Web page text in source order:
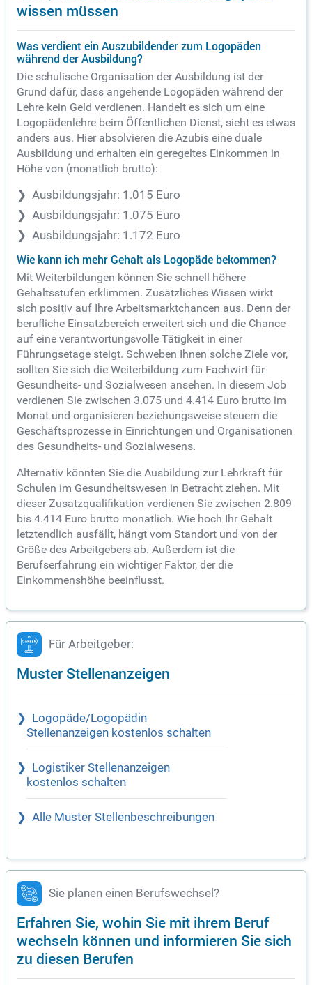
wissen müssen
Was verdient ein Auszubildender zum Logopäden
während der Ausbildung?
Die schulische Organisation der Ausbildung ist der
Grund dafür, dass angehende Logopäden während der
Lehre kein Geld verdienen. Handelt es sich um eine
Logopädenlehre beim Öffentlichen Dienst, sieht es etwas
anders aus. Hier absolvieren die Azubis eine duale
Ausbildung und erhalten ein geregeltes Einkommen in
Höhe von (monatlich brutto):
Ausbildungsjahr: 1.015 Euro
Ausbildungsjahr: 1.075 Euro
Ausbildungsjahr: 1.172 Euro
Wie kann ich mehr Gehalt als Logopäde bekommen?
Mit Weiterbildungen können Sie schnell höhere
Gehaltsstufen erklimmen. Zusätzliches Wissen wirkt
sich positiv auf Ihre Arbeitsmarktchancen aus. Denn der
berufliche Einsatzbereich erweitert sich und die Chance
auf eine verantwortungsvolle Tätigkeit in einer
Führungsetage steigt. Schweben Ihnen solche Ziele vor,
sollten Sie sich die Weiterbildung zum Fachwirt für
Gesundheits- und Sozialwesen ansehen. In diesem Job
verdienen Sie zwischen 3.075 und 4.414 Euro brutto im
Monat und organisieren beziehungsweise steuern die
Geschäftsprozesse in Einrichtungen und Organisationen
des Gesundheits- und Sozialwesens.
Alternativ könnten Sie die Ausbildung zur Lehrkraft für
Schulen im Gesundheitswesen in Betracht ziehen. Mit
dieser Zusatzqualifikation verdienen Sie zwischen 2.809
bis 4.414 Euro brutto monatlich. Wie hoch Ihr Gehalt
letztendlich ausfällt, hängt vom Standort und von der
Größe des Arbeitgebers ab. Außerdem ist die
Berufserfahrung ein wichtiger Faktor, der die
Einkommenshöhe beeinflusst.
Für Arbeitgeber:
Muster Stellenanzeigen
Logopäde/Logopädin
Stellenanzeigen kostenlos schalten
Logistiker Stellenanzeigen
kostenlos schalten
Alle Muster Stellenbeschreibungen
Sie planen einen Berufswechsel?
Erfahren Sie, wohin Sie mit ihrem Beruf
wechseln können und informieren Sie sich
zu diesen Berufen